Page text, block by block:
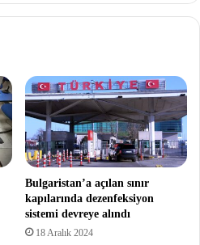
Bulgaristan’a açılan sınır
kapılarında dezenfeksiyon
sistemi devreye alındı
18 Aralık 2024